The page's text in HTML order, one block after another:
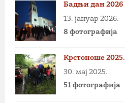
Бадњи дан 2026
13. јануар 2026.
8 фотографија
Крстоноше 2025.
30. мај 2025.
51 фотографија